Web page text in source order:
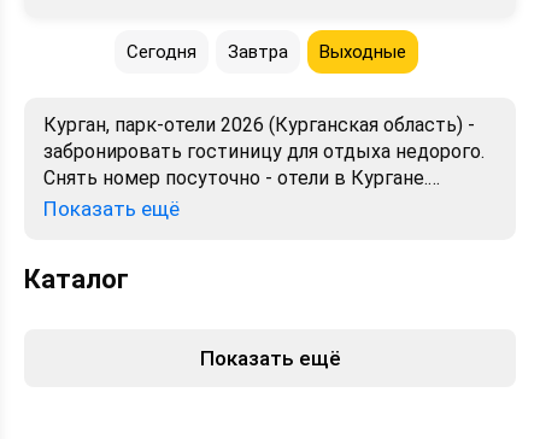
Сегодня Завтра Выходные
Курган, парк-отели 2026 (Курганская область) -
забронировать гостиницу для отдыха недорого.
Снять номер посуточно - отели в Кургане.
Лучшие цены, отзывы, фото, карта, телефоны,
Показать ещё
Каталог
Показать ещё